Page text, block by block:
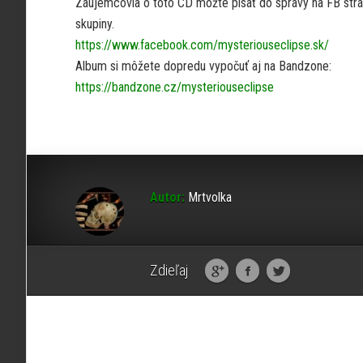
skupiny.
https://www.facebook.com/mysteriouseclipse.sk/
Album si môžete dopredu vypočuť aj na Bandzone:
https://bandzone.cz/mysteriouseclipse
Autor: Mrtvolka
Zdieľaj